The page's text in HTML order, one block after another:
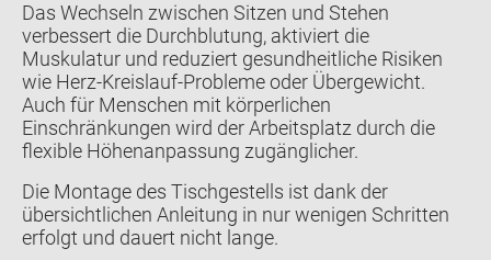
Das Wechseln zwischen Sitzen und Stehen
verbessert die Durchblutung, aktiviert die
Muskulatur und reduziert gesundheitliche Risiken
wie Herz-Kreislauf-Probleme oder Übergewicht.
Auch für Menschen mit körperlichen
Einschränkungen wird der Arbeitsplatz durch die
flexible Höhenanpassung zugänglicher.
Die Montage des Tischgestells ist dank der
übersichtlichen Anleitung in nur wenigen Schritten
erfolgt und dauert nicht lange.